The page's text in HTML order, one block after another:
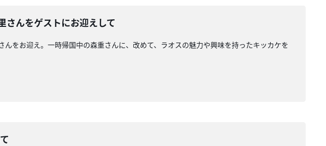
んをゲストにお迎えして
をお迎え。一時帰国中の森重さんに、改めて、ラオスの魅力や興味を持ったキッカケを